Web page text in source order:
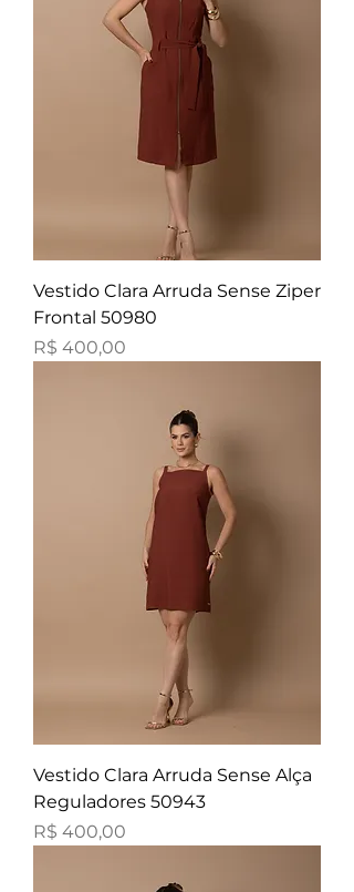
Vestido Clara Arruda Sense Ziper
Frontal 50980
Preço
R$ 400,00
Vestido Clara Arruda Sense Alça
Reguladores 50943
Preço
R$ 400,00